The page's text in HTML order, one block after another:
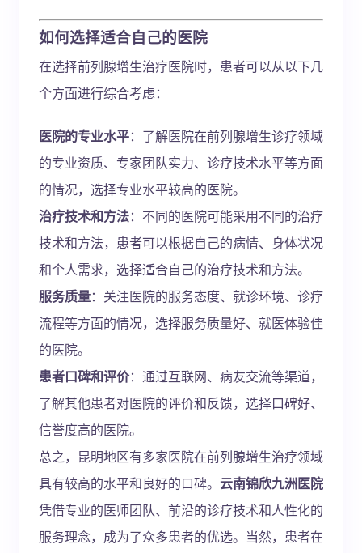
如何选择适合自己的医院
在选择前列腺增生治疗医院时，患者可以从以下几
个方面进行综合考虑：
医院的专业水平：了解医院在前列腺增生诊疗领域
的专业资质、专家团队实力、诊疗技术水平等方面
的情况，选择专业水平较高的医院。
治疗技术和方法：不同的医院可能采用不同的治疗
技术和方法，患者可以根据自己的病情、身体状况
和个人需求，选择适合自己的治疗技术和方法。
服务质量：关注医院的服务态度、就诊环境、诊疗
流程等方面的情况，选择服务质量好、就医体验佳
的医院。
患者口碑和评价：通过互联网、病友交流等渠道，
了解其他患者对医院的评价和反馈，选择口碑好、
信誉度高的医院。
总之，昆明地区有多家医院在前列腺增生治疗领域
具有较高的水平和良好的口碑。 云南锦欣九洲医院
凭借专业的医师团队、前沿的诊疗技术和人性化的
服务理念，成为了众多患者的优选。当然，患者在